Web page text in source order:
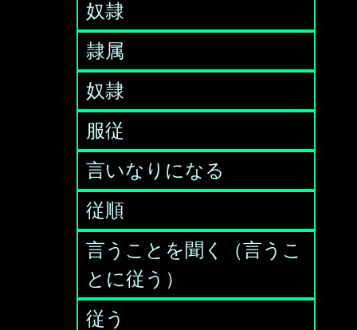
奴隷
隷属
奴隷
服従
言いなりになる
従順
言うことを聞く（言うこ
とに従う）
従う